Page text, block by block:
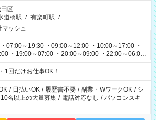
区
道橋駅 / 有楽町駅 / …
マッシュ
07:00～19:30 ・09:00～12:00 ・10:00～17:00 ・
・19:00～07:00 ・20:00～09:00 ・22:00～06:00
紹介！ ※シフトは
1回だけお仕事OK！
/ 日払いOK / 履歴書不要 / 副業・WワークOK / シ
10名以上の大量募集 / 電話対応なし / パソコンスキ